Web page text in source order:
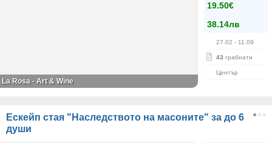
19.50€
38.14лв
27.02 - 11.09
43 грабнати
Център
La Rosa - Art & Wine
Ескейп стая "Наследството на масоните" за до 6
души